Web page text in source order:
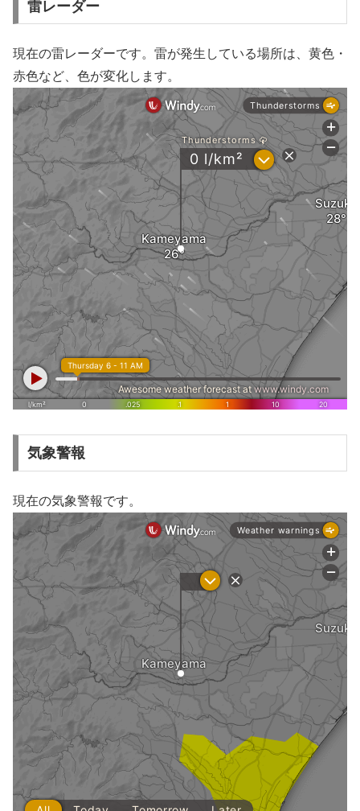
雷レーダー
現在の雷レーダーです。雷が発生している場所は、黄色・
赤色など、色が変化します。
気象警報
現在の気象警報です。